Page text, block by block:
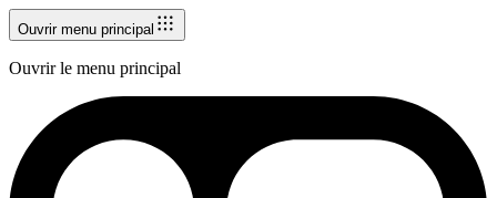
Ouvrir menu principal
Ouvrir le menu principal